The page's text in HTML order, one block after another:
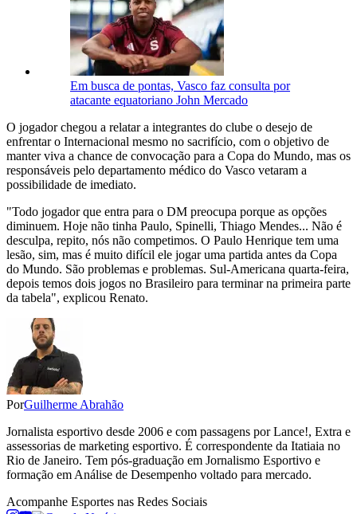
Em busca de pontas, Vasco faz consulta por
atacante equatoriano John Mercado
O jogador chegou a relatar a integrantes do clube o desejo de
enfrentar o Internacional mesmo no sacrifício, com o objetivo de
manter viva a chance de convocação para a Copa do Mundo, mas os
responsáveis pelo departamento médico do Vasco vetaram a
possibilidade de imediato.
"Todo jogador que entra para o DM preocupa porque as opções
diminuem. Hoje não tinha Paulo, Spinelli, Thiago Mendes... Não é
desculpa, repito, nós não competimos. O Paulo Henrique tem uma
lesão, sim, mas é muito difícil ele jogar uma partida antes da Copa
do Mundo. São problemas e problemas. Sul-Americana quarta-feira,
depois temos dois jogos no Brasileiro para terminar na primeira parte
da tabela", explicou Renato.
PorGuilherme Abrahão
Jornalista esportivo desde 2006 e com passagens por Lance!, Extra e
assessorias de marketing esportivo. É correspondente da Itatiaia no
Rio de Janeiro. Tem pós-graduação em Jornalismo Esportivo e
formação em Análise de Desempenho voltado para mercado.
Acompanhe Esportes nas Redes Sociais